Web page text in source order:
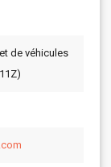
de véhicules